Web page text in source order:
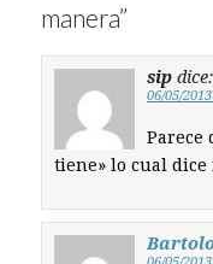
manera”
sip dice:
06/05/
Parece
tiene» lo cual dice